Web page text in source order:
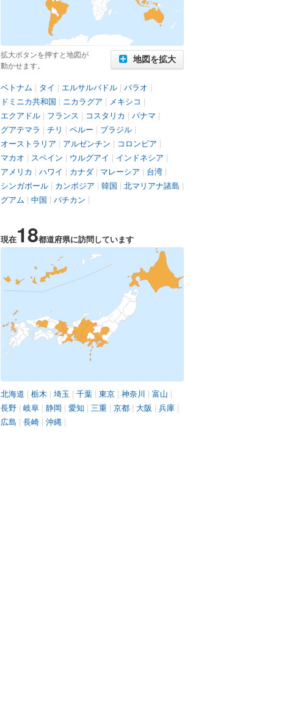
拡大ボタンを押すと地図が
動かせます。
地図を拡大
ベトナム | タイ | エルサルバドル | パラオ |
ドミニカ共和国 | ニカラグア | メキシコ |
エクアドル | フランス | コスタリカ | パナマ |
グアテマラ | チリ | ペルー | ブラジル |
オーストラリア | アルゼンチン | コロンビア |
マカオ | スペイン | ウルグアイ | インドネシア |
アメリカ | ハワイ | カナダ | マレーシア | 台湾 |
シンガポール | カンボジア | 韓国 | 北マリアナ諸島 |
グアム | 中国 | バチカン |
現在18都道府県に訪問しています
北海道 | 栃木 | 埼玉 | 千葉 | 東京 | 神奈川 | 富山 |
長野 | 岐阜 | 静岡 | 愛知 | 三重 | 京都 | 大阪 | 兵庫 |
広島 | 長崎 | 沖縄 |